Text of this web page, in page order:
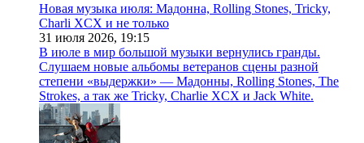
Новая музыка июля: Мадонна, Rolling Stones, Tricky,
Charli XCX и не только
31 июля 2026, 19:15
В июле в мир большой музыки вернулись гранды.
Слушаем новые альбомы ветеранов сцены разной
степени «выдержки» — Мадонны, Rolling Stones, The
Strokes, а так же Tricky, Charlie XCX и Jack White.